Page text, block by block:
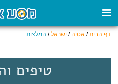
דף הבית/ אסיה/ ישראל/ המלצות
טיפים